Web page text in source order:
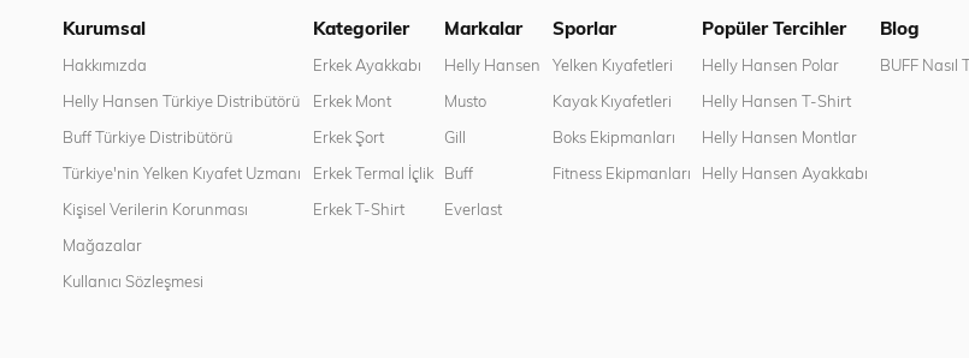
Kurumsal
Hakkımızda
Helly Hansen Türkiye Distribütörü
Buff Türkiye Distribütörü
Türkiye'nin Yelken Kıyafet Uzmanı
Kişisel Verilerin Korunması
Mağazalar
Kullanıcı Sözleşmesi
Kategoriler
Erkek Ayakkabı
Erkek Mont
Erkek Şort
Erkek Termal İçlik
Erkek T-Shirt
Markalar
Helly Hansen
Musto
Gill
Buff
Everlast
Sporlar
Yelken Kıyafetleri
Kayak Kıyafetleri
Boks Ekipmanları
Fitness Ekipmanları
Popüler Tercihler
Helly Hansen Polar
Helly Hansen T-Shirt
Helly Hansen Montlar
Helly Hansen Ayakkabı
Blog
BUFF Nasıl